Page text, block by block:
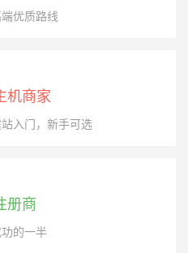
优质路线
机商家
入门，新手可选
册商
的一半